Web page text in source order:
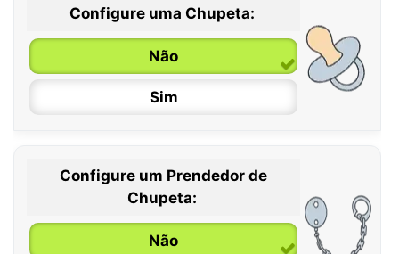
Configure uma Chupeta:
Não
Sim
0 / 6 meses
6 / 36 meses
Configure um Prendedor de
Chupeta:
Não